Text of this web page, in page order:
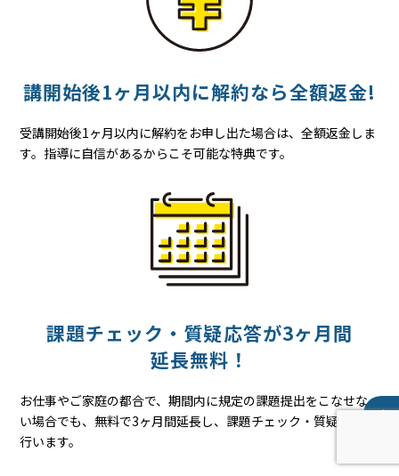
講開始後1ヶ月以内に解約なら全額返金!
受講開始後1ヶ月以内に解約をお申し出た場合は、全額返金しま
す。指導に自信があるからこそ可能な特典です。
課題チェック・質疑応答が3ヶ月間
延長無料！
お仕事やご家庭の都合で、期間内に規定の課題提出をこなせな
い場合でも、無料で3ヶ月間延長し、課題チェック・質疑応答を
行います。